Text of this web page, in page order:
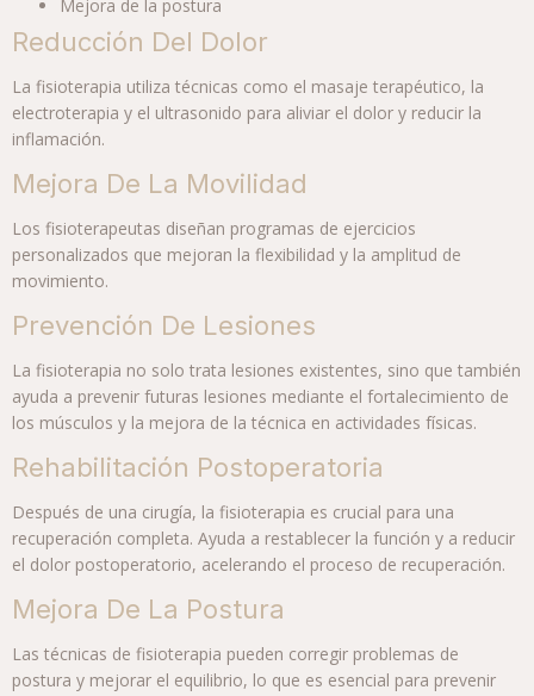
Mejora de la postura
Reducción Del Dolor
La fisioterapia utiliza técnicas como el masaje terapéutico, la
electroterapia y el ultrasonido para aliviar el dolor y reducir la
inflamación.
Mejora De La Movilidad
Los fisioterapeutas diseñan programas de ejercicios
personalizados que mejoran la flexibilidad y la amplitud de
movimiento.
Prevención De Lesiones
La fisioterapia no solo trata lesiones existentes, sino que también
ayuda a prevenir futuras lesiones mediante el fortalecimiento de
los músculos y la mejora de la técnica en actividades físicas.
Rehabilitación Postoperatoria
Después de una cirugía, la fisioterapia es crucial para una
recuperación completa. Ayuda a restablecer la función y a reducir
el dolor postoperatorio, acelerando el proceso de recuperación.
Mejora De La Postura
Las técnicas de fisioterapia pueden corregir problemas de
postura y mejorar el equilibrio, lo que es esencial para prevenir